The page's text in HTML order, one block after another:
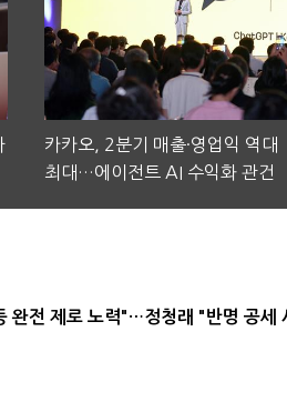
카카오, 2분기 매출·영업익 역대
최대…에이전트 AI 수익화 관건
완전 제로 노력"…정청래 "반명 공세